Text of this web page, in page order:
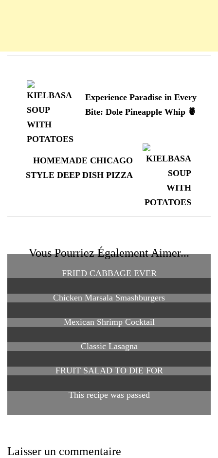
d'article
Experience Paradise in Every
Bite: Dole Pineapple Whip 🍍
HOMEMADE CHICAGO
STYLE DEEP DISH PIZZA
Vous Pourriez Également Aimer...
FRIED CABBAGE EVER
Chicken Marsala Smashburgers
Mexican Shrimp Cocktail
Classic Lasagna
FRUIT SALAD TO DIE FOR
This recipe was passed
Laisser un commentaire